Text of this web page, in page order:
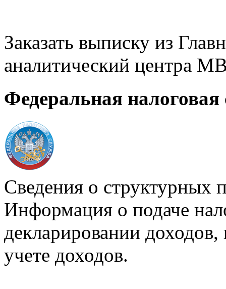
Заказать выписку из
аналитический центра
Федеральная налоговая
Сведения о структурных
Информация о подаче
декларировании доходов,
учете доходов.